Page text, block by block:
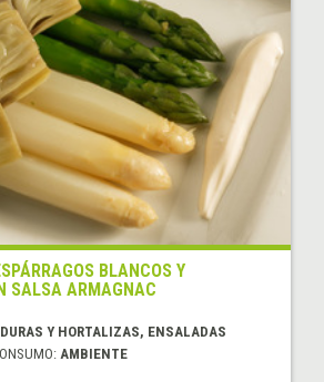
BLANCOS Y
SALSA ARMAGNAC
Y HORTALIZAS, ENSALADAS
AMBIENTE